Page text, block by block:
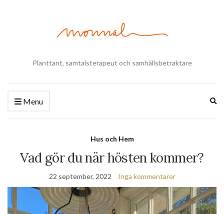
Planttant, samtalsterapeut och samhällsbetraktare
Menu
Hus och Hem
Vad gör du när hösten kommer?
22 september, 2022 Inga kommentarer